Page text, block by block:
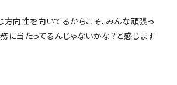
方向性を向いてるからこそ、みんな頑張っ
に当たってるんじゃないかな？と感じます